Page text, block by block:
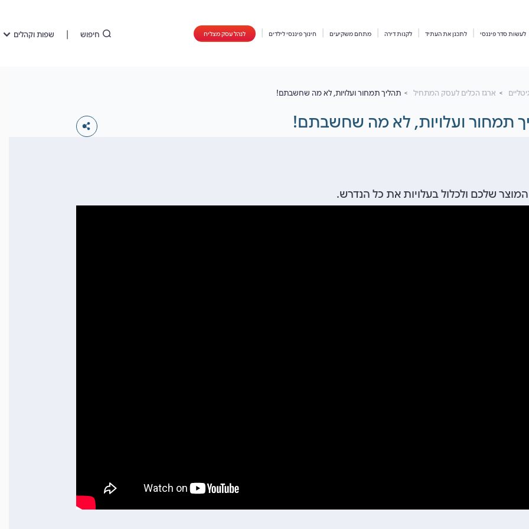
לעשות סדר פיננסי לתכנן את העתיד לקנות דירה מתחם משקיעים חינוך פיננסי לילדים לנהל עסק מצליח חיפוש שפות וקהלים
ארגז הכלים לעסק המתחיל תהליך תמחור ועלויות, לא מה שחשבתם!
תמחור ועלויות, לא מה שחשבתם!
שלכם ולכלול בעלויות את כל הנדרש.